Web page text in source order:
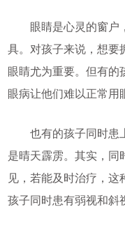
眼睛是心灵的窗户，
具。对孩子来说，想要
眼睛尤为重要。但有的
眼病让他们难以正常用
也有的孩子同时患上
是晴天霹雳。其实，同
见，若能及时治疗，这
孩子同时患有弱视和斜